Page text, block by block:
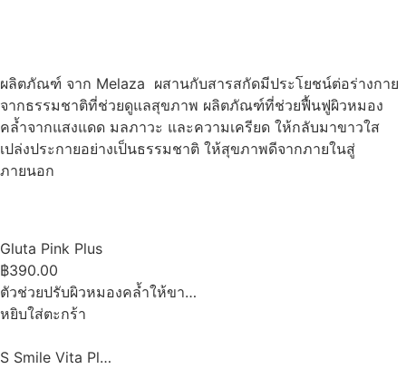
ผลิตภัณฑ์ จาก Melaza ผสานกับสารสกัดมีประโยชน์ต่อร่างกาย
จากธรรมชาติที่ช่วยดูแลสุขภาพ ผลิตภัณฑ์ที่ช่วยฟื้นฟูผิวหมอง
คล้ำจากแสงแดด มลภาวะ และความเครียด ให้กลับมาขาวใส
เปล่งประกายอย่างเป็นธรรมชาติ ให้สุขภาพดีจากภายในสู่
ภายนอก
Gluta Pink Plus
฿390.00
ตัวช่วยปรับผิวหมองคล้ำให้ขา…
หยิบใส่ตะกร้า
S Smile Vita Pl…